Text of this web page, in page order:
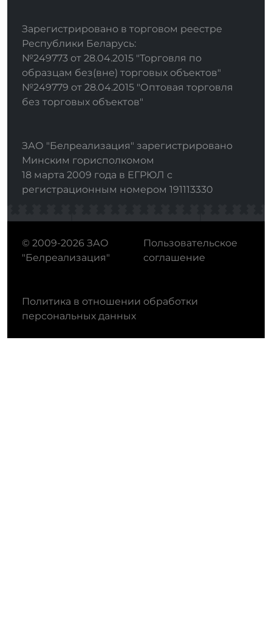
Зарегистрировано в торговом реестре
Республики Беларусь:
№249773 от 28.04.2015 "Торговля по
образцам без(вне) торговых объектов"
№249779 от 28.04.2015 "Оптовая торговля
без торговых объектов"
ЗАО "Белреализация" зарегистрировано
Минским горисполкомом
18 марта 2009 года в ЕГРЮЛ с
регистрационным номером 191113330
© 2009-2026 ЗАО
"Белреализация"
Пользовательское
соглашение
Политика в отношении обработки
персональных данных